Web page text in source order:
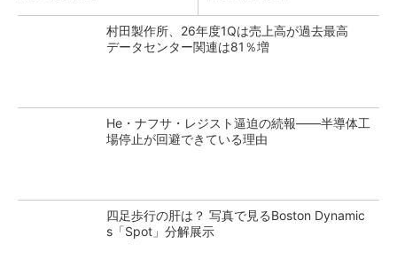
村田製作所、26年度1Qは売上高が過去最高
データセンター関連は81％増
He・ナフサ・レジスト逼迫の続報――半導体工
場停止が回避できている理由
四足歩行の肝は？ 写真で見るBoston Dynamic
s「Spot」分解展示